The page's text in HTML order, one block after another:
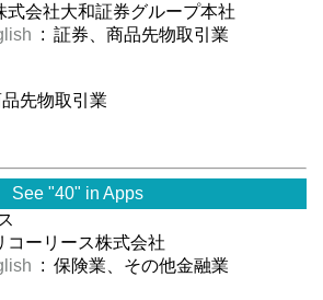
式会社大和証券グループ本社
: 証券、商品先物取引業
先物取引業
See "40" in Apps
コーリース株式会社
: 保険業、その他金融業